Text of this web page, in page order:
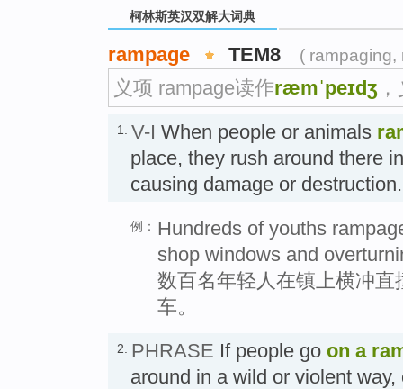
柯林斯英汉双解大词典
rampage TEM8 ( rampaging,
义项 rampage读作ræmˈpeɪdʒ
1. V-I When people or animals
place, they rush around there
causing damage or
例： Hundreds of youths
shop windows and
数百名年轻人在镇上横冲
车。
2. PHRASE If people go on a
around in a wild or violent